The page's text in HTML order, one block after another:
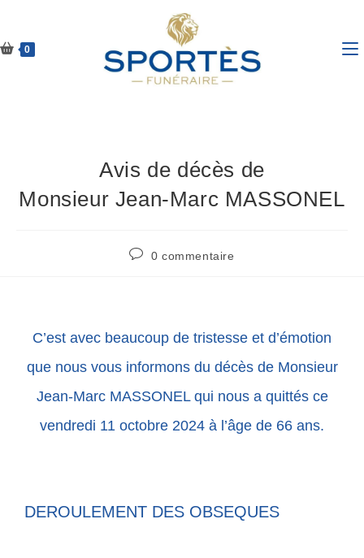
0
Avis de décès de
Monsieur Jean-Marc MASSONEL
0 commentaire
C’est avec beaucoup de tristesse et d’émotion
que nous vous informons du décès de Monsieur
Jean-Marc MASSONEL qui nous a quittés ce
vendredi 11 octobre 2024 à l’âge de 66 ans.
DEROULEMENT DES OBSEQUES